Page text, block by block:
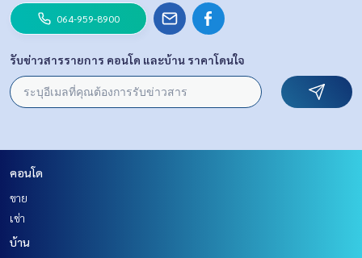
064-959-8900
รับข่าวสารรายการ คอนโด และบ้าน ราคาโดนใจ
คอนโด
ขาย
เช่า
บ้าน